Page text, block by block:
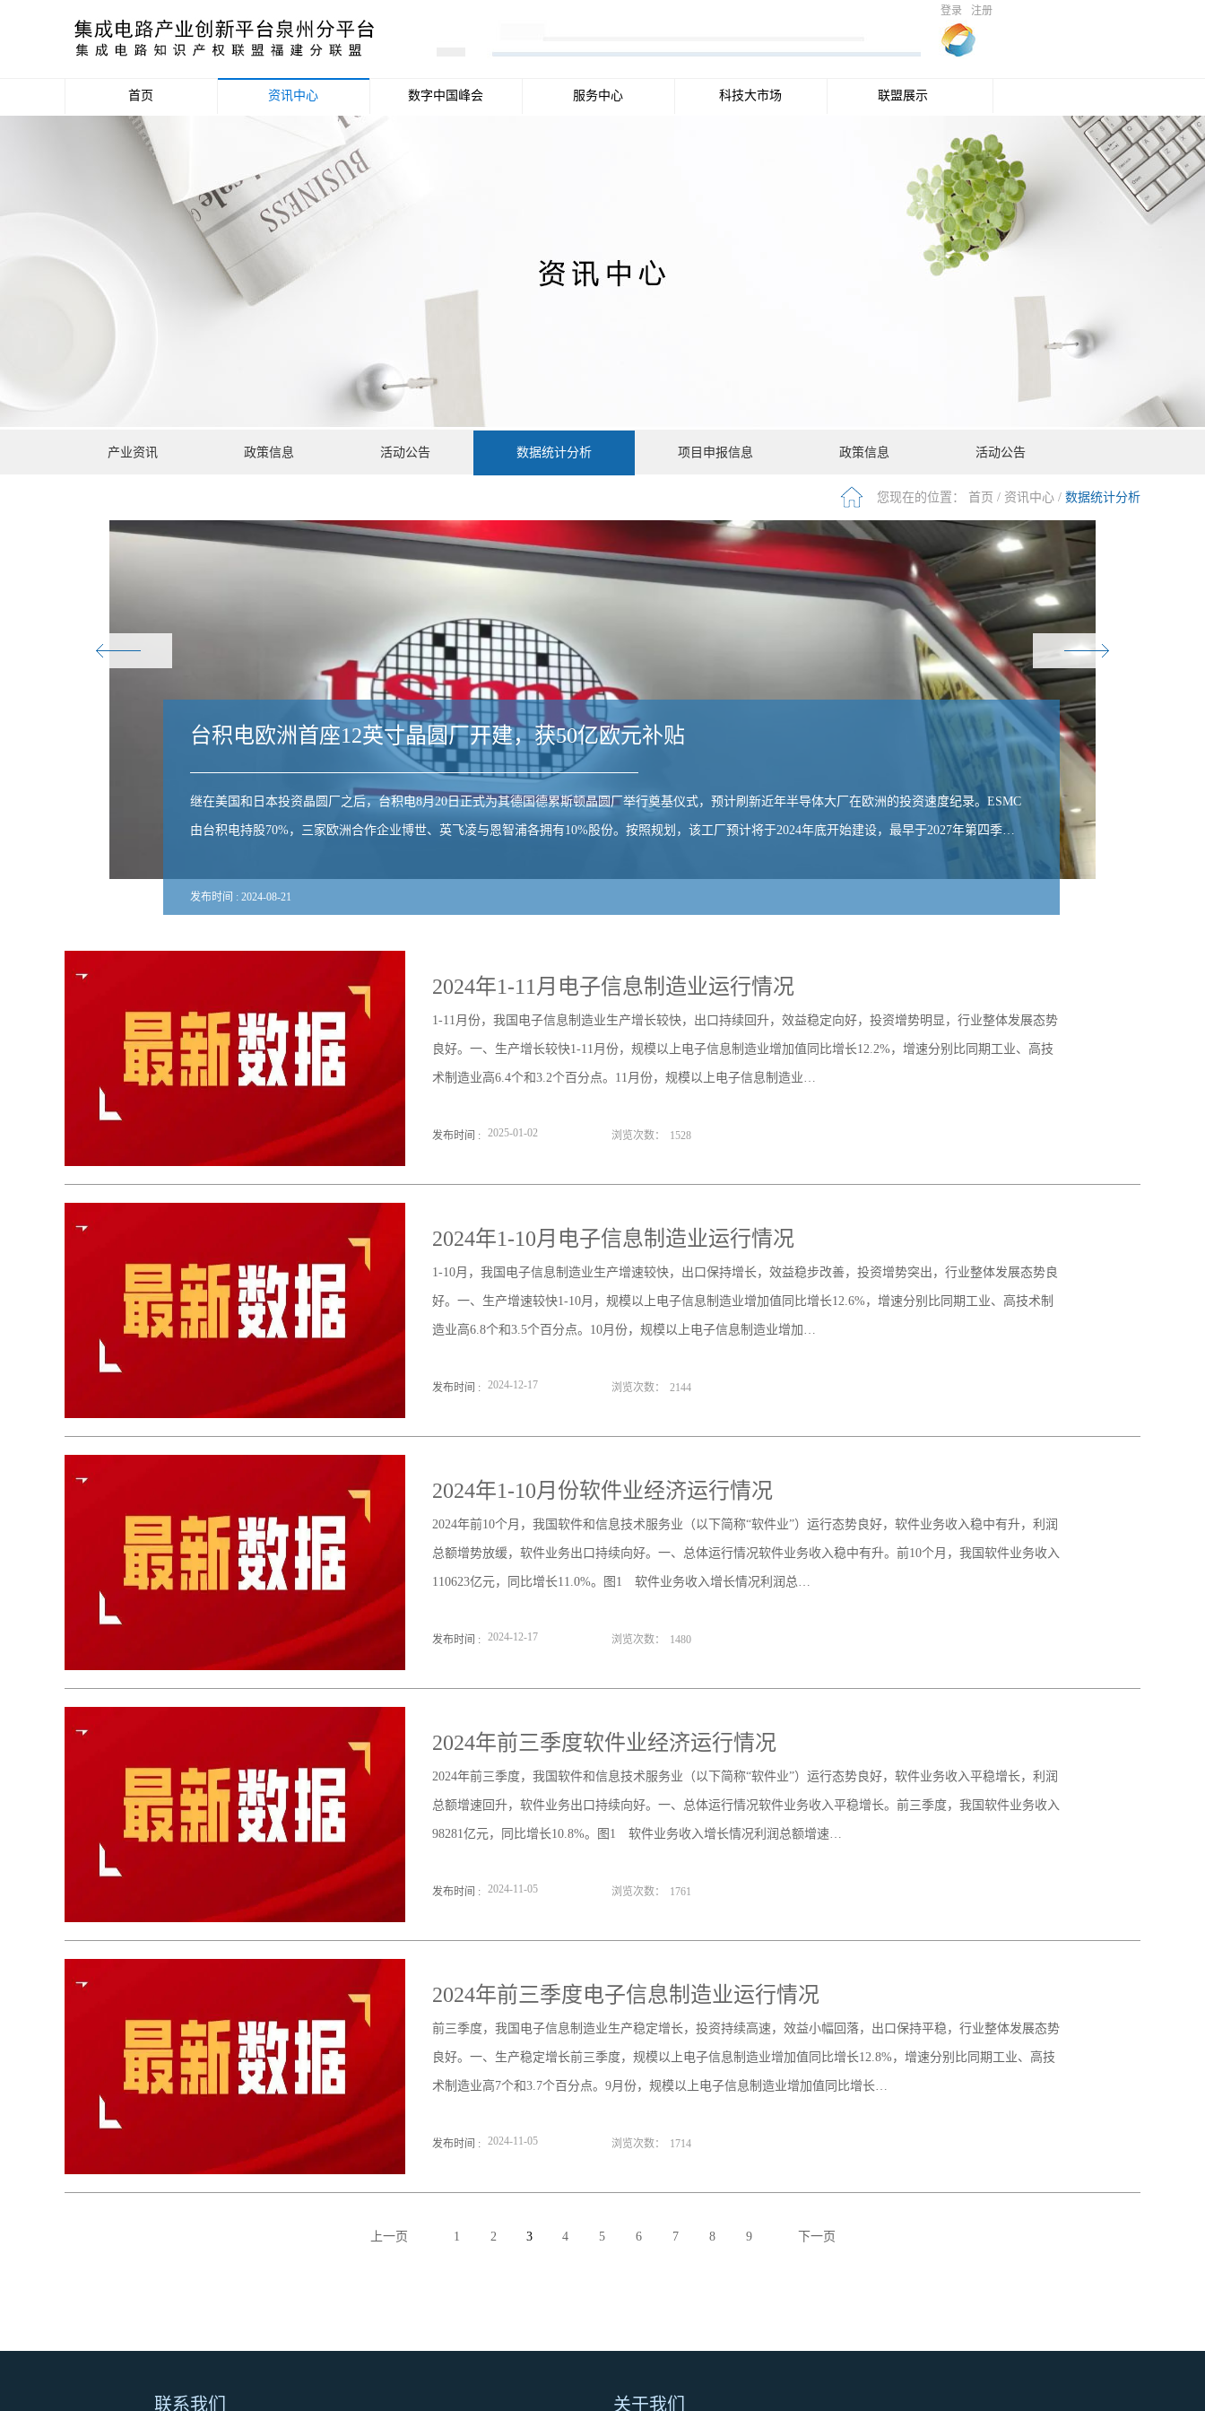
登录 注册
首页 资讯中心
政策信息
活动公告
数据统计分析
数字中国峰会 服务中心 科技大市场 联盟展示
产业资讯 政策信息 活动公告 数据统计分析 项目申报信息 政策信息 活动公告
您现在的位置： 首页 / 资讯中心 / 数据统计分析
台积电欧洲首座12英寸晶圆厂开建，获50亿欧元补贴
继在美国和日本投资晶圆厂之后，台积电8月20日正式为其德国德累斯顿晶圆厂举行奠基仪式，预计刷新近年半导体大厂在欧洲的投资速度纪录。ESMC
由台积电持股70%，三家欧洲合作企业博世、英飞凌与恩智浦各拥有10%股份。按照规划，该工厂预计将于2024年底开始建设，最早于2027年第四季…
发布时间 : 2024-08-21
2024年1-11月电子信息制造业运行情况
1-11月份，我国电子信息制造业生产增长较快，出口持续回升，效益稳定向好，投资增势明显，行业整体发展态势
良好。一、生产增长较快1-11月份，规模以上电子信息制造业增加值同比增长12.2%，增速分别比同期工业、高技
术制造业高6.4个和3.2个百分点。11月份，规模以上电子信息制造业…
发布时间 : 2025-01-02 浏览次数： 1528
2024年1-10月电子信息制造业运行情况
1-10月，我国电子信息制造业生产增速较快，出口保持增长，效益稳步改善，投资增势突出，行业整体发展态势良
好。一、生产增速较快1-10月，规模以上电子信息制造业增加值同比增长12.6%，增速分别比同期工业、高技术制
造业高6.8个和3.5个百分点。10月份，规模以上电子信息制造业增加…
发布时间 : 2024-12-17 浏览次数： 2144
2024年1-10月份软件业经济运行情况
2024年前10个月，我国软件和信息技术服务业（以下简称“软件业”）运行态势良好，软件业务收入稳中有升，利润
总额增势放缓，软件业务出口持续向好。一、总体运行情况软件业务收入稳中有升。前10个月，我国软件业务收入
110623亿元，同比增长11.0%。图1 软件业务收入增长情况利润总…
发布时间 : 2024-12-17 浏览次数： 1480
2024年前三季度软件业经济运行情况
2024年前三季度，我国软件和信息技术服务业（以下简称“软件业”）运行态势良好，软件业务收入平稳增长，利润
总额增速回升，软件业务出口持续向好。一、总体运行情况软件业务收入平稳增长。前三季度，我国软件业务收入
98281亿元，同比增长10.8%。图1 软件业务收入增长情况利润总额增速…
发布时间 : 2024-11-05 浏览次数： 1761
2024年前三季度电子信息制造业运行情况
前三季度，我国电子信息制造业生产稳定增长，投资持续高速，效益小幅回落，出口保持平稳，行业整体发展态势
良好。一、生产稳定增长前三季度，规模以上电子信息制造业增加值同比增长12.8%，增速分别比同期工业、高技
术制造业高7个和3.7个百分点。9月份，规模以上电子信息制造业增加值同比增长…
发布时间 : 2024-11-05 浏览次数： 1714
上一页 1 2 3 4 5 6 7 8 9 下一页
联系我们 关于我们